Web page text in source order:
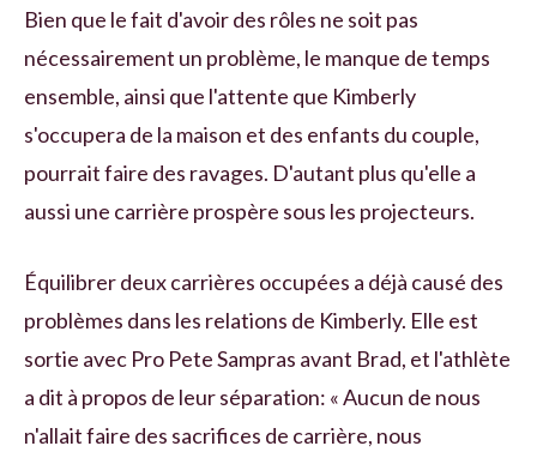
Bien que le fait d'avoir des rôles ne soit pas
nécessairement un problème, le manque de temps
ensemble, ainsi que l'attente que Kimberly
s'occupera de la maison et des enfants du couple,
pourrait faire des ravages. D'autant plus qu'elle a
aussi une carrière prospère sous les projecteurs.
Équilibrer deux carrières occupées a déjà causé des
problèmes dans les relations de Kimberly. Elle est
sortie avec Pro Pete Sampras avant Brad, et l'athlète
a dit à propos de leur séparation: « Aucun de nous
n'allait faire des sacrifices de carrière, nous